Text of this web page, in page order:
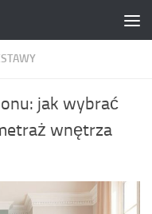
jak wybrać
wnętrza